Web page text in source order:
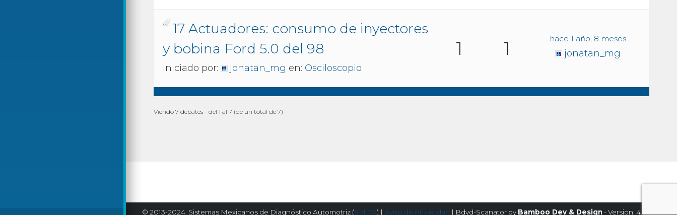
17 Actuadores: consumo de inyectores
y bobina Ford 5.0 del 98
Iniciado por: jonatan_mg en: Osciloscopio
1 1 hace 1 año, 8 meses
jonatan_mg
Viendo 7 debates - del 1 al 7 (de un total de 7)
© 2013-2024. Sistemas Mexicanos de Diagnóstico Automotriz (SMDA) | Aviso de Privacidad | Bdyd-Scanator by Bamboo Dev & Design- Version: 4.2.1